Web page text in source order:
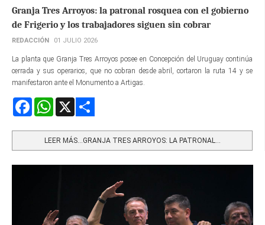
Granja Tres Arroyos: la patronal rosquea con el gobierno
de Frigerio y los trabajadores siguen sin cobrar
REDACCIÓN 01 JULIO 2026
La planta que Granja Tres Arroyos posee en Concepción del Uruguay continúa
cerrada y sus operarios, que no cobran desde abril, cortaron la ruta 14 y se
manifestaron ante el Monumento a Artigas.
FacebookWhatsApp
LEER MÁS…GRANJA TRES ARROYOS: LA PATRONAL...